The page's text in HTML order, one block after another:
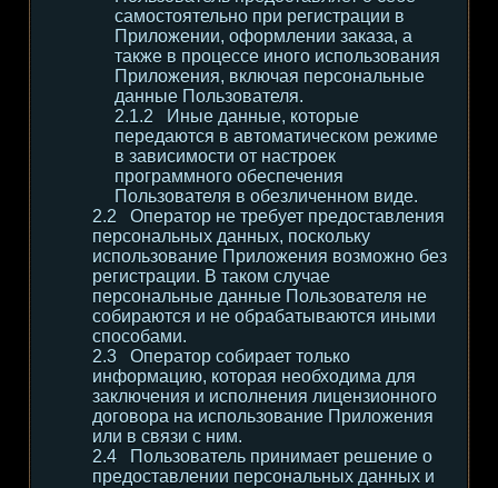
самостоятельно при регистрации в
Приложении, оформлении заказа, а
также в процессе иного использования
Приложения, включая персональные
данные Пользователя.
Иные данные, которые
передаются в автоматическом режиме
в зависимости от настроек
программного обеспечения
Пользователя в обезличенном виде.
Оператор не требует предоставления
персональных данных, поскольку
использование Приложения возможно без
регистрации. В таком случае
персональные данные Пользователя не
собираются и не обрабатываются иными
способами.
Оператор собирает только
информацию, которая необходима для
заключения и исполнения лицензионного
договора на использование Приложения
или в связи с ним.
Пользователь принимает решение о
предоставлении персональных данных и